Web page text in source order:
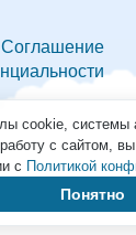
Соглашение
cookie, системы
с сайтом,
с Политикой
Понятно